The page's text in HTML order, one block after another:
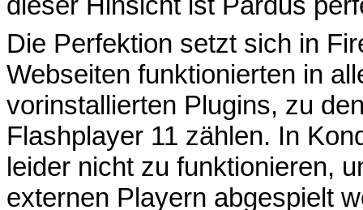
Die Perfektion setzt sich in
Webseiten funktionierten in
vorinstallierten Plugins, zu
Flashplayer 11 zählen. In
leider nicht zu funktionieren,
externen Playern abgespielt